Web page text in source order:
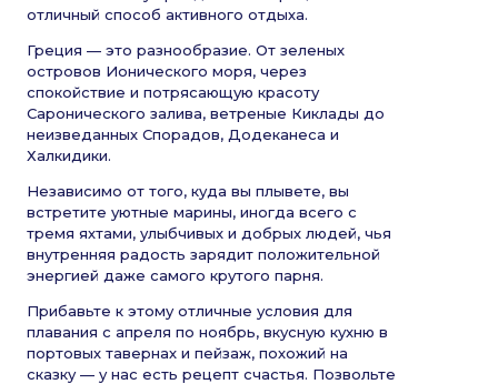
отличный способ активного отдыха.
Греция — это разнообразие. От зеленых
островов Ионического моря, через
спокойствие и потрясающую красоту
Саронического залива, ветреные Киклады до
неизведанных Спорадов, Додеканеса и
Халкидики.
Независимо от того, куда вы плывете, вы
встретите уютные марины, иногда всего с
тремя яхтами, улыбчивых и добрых людей, чья
внутренняя радость зарядит положительной
энергией даже самого крутого парня.
Прибавьте к этому отличные условия для
плавания с апреля по ноябрь, вкусную кухню в
портовых тавернах и пейзаж, похожий на
сказку — у нас есть рецепт счастья. Позвольте